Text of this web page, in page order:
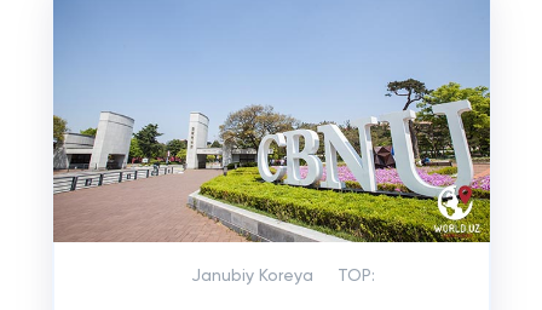
Janubiy Koreya TOP: